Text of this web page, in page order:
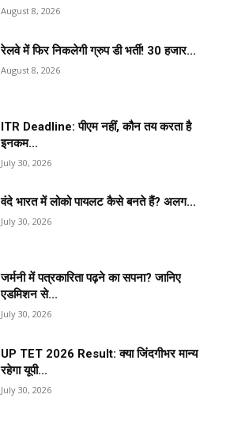
August 8, 2026
रेलवे में फिर निकलेगी ग्रुप डी भर्ती! 30 हजार...
August 8, 2026
ITR Deadline: पीएम नहीं, कौन तय करता है
इनकम...
July 30, 2026
वंदे भारत में लोको पायलट कैसे बनते हैं? अलग...
July 30, 2026
जर्मनी में पत्रकारिता पढ़ने का सपना? जानिए
एडमिशन से...
July 30, 2026
UP TET 2026 Result: क्या जिंदगीभर मान्य
रहेगा यूपी...
July 30, 2026